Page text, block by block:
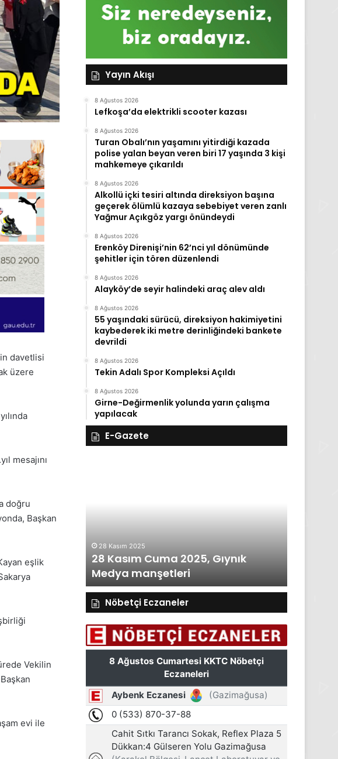
davetlisi
üzere
mesajını
doğru
Başkan
eşlik
Vekilin
evi ile
Yayın Akışı
8 Ağustos 2026
Lefkoşa’da elektrikli scooter kazası
8 Ağustos 2026
Turan Obalı’nın yaşamını yitirdiği kazada
polise yalan beyan veren biri 17 yaşında 3 kişi
mahkemeye çıkarıldı
8 Ağustos 2026
Alkollü içki tesiri altında direksiyon başına
geçerek ölümlü kazaya sebebiyet veren zanlı
Yağmur Açıkgöz yargı önündeydi
8 Ağustos 2026
Erenköy Direnişi’nin 62’nci yıl dönümünde
şehitler için tören düzenlendi
8 Ağustos 2026
Alayköy’de seyir halindeki araç alev aldı
8 Ağustos 2026
55 yaşındaki sürücü, direksiyon hakimiyetini
kaybederek iki metre derinliğindeki bankete
devrildi
8 Ağustos 2026
Tekin Adalı Spor Kompleksi Açıldı
8 Ağustos 2026
Girne-Değirmenlik yolunda yarın çalışma
yapılacak
E-Gazete
2025, Gıynık
27 Kasım Perşembe 2025, Gıynık
Medya manşetleri
Nöbetçi Eczaneler